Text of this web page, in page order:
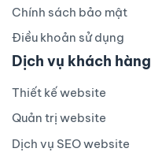
Chính sách bảo mật
Điều khoản sử dụng
Dịch vụ khách hàng
Thiết kế website
Quản trị website
Dịch vụ SEO website